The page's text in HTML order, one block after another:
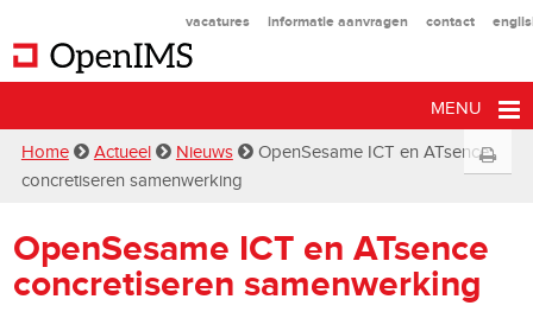
vacatures informatie aanvragen contact
MENU
Home Actueel Nieuws
OpenSesame ICT en ATsence
concretiseren samenwerking
OpenSesame ICT en ATsence
concretiseren samenwerking